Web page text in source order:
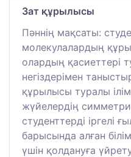
Зат құрылысы
Пәннің мақсаты:
молекулалардың
олардың қасиеттері
негіздерімен
құрылысы туралы
жүйелердің
студенттерді іргелі
барысында алған
үшін қолдануға